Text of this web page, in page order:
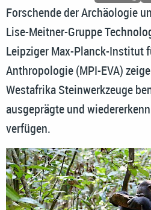
Forschende der Archäologie
Lise-Meitner-Gruppe
Leipziger Max-Planck-Institut
Anthropologie (MPI-EVA)
Westafrika Steinwerkzeuge
ausgeprägte und
verfügen.